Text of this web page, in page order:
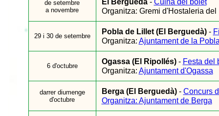
de setembre
a novembre
Organitza: Gremi d'Hostaleria
29 i 30 de setembre
Pobla de Lillet (El Berguedà)-
Organitza: Ajuntament de la
6 d'octubre
Ogassa (El Ripollés)- Festa del
Organitza: Ajuntament d'Ogassa
darrer diumenge
d'octubre
Berga (El Berguedà)- Concurs
Organitza: Ajuntament de Berga